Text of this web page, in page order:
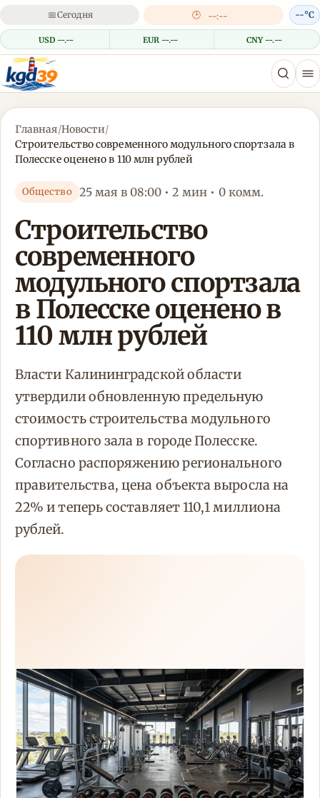
📅Сегодня 🕒 --:--
USD --.-- EUR --.-- CNY --.--
--°C
Главная/Новости/
Строительство современного модульного спортзала в
Полесске оценено в 110 млн рублей
Общество 25 мая в 08:00 • 2 мин • 0 комм.
Строительство
современного
модульного спортзала
в Полесске оценено в
110 млн рублей
Власти Калининградской области
утвердили обновленную предельную
стоимость строительства модульного
спортивного зала в городе Полесске.
Согласно распоряжению регионального
правительства, цена объекта выросла на
22% и теперь составляет 110,1 миллиона
рублей.